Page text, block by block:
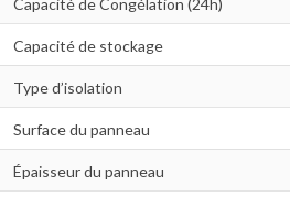
Capacité de stockage
Type d’isolation
Surface du panneau
Épaisseur du panneau